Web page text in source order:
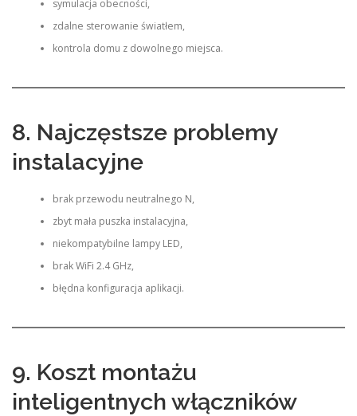
symulacja obecności,
zdalne sterowanie światłem,
kontrola domu z dowolnego miejsca.
8. Najczęstsze problemy
instalacyjne
brak przewodu neutralnego N,
zbyt mała puszka instalacyjna,
niekompatybilne lampy LED,
brak WiFi 2.4 GHz,
błędna konfiguracja aplikacji.
9. Koszt montażu
inteligentnych włączników